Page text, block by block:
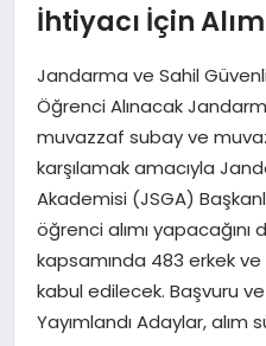
TEKNOLOJI
YAŞAM
İhtiyacı İçin
Jandarma ve Sahil
Öğrenci Alınacak
muvazzaf subay ve
karşılamak amacıyla
Akademisi (JSGA)
öğrenci alımı yapacağını
kapsamında 483 erkek
kabul edilecek. Başvuru
Yayımlandı Adaylar, alım